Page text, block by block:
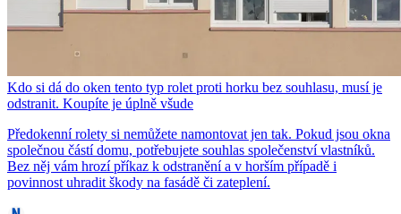
Kdo si dá do oken tento typ rolet proti horku bez souhlasu, musí je
odstranit. Koupíte je úplně všude
Předokenní rolety si nemůžete namontovat jen tak. Pokud jsou okna
společnou částí domu, potřebujete souhlas společenství vlastníků.
Bez něj vám hrozí příkaz k odstranění a v horším případě i
povinnost uhradit škody na fasádě či zateplení.